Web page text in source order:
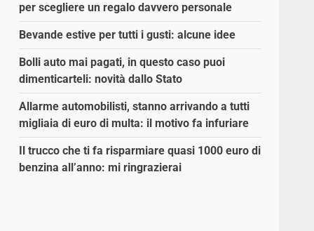
per scegliere un regalo davvero personale
Bevande estive per tutti i gusti: alcune idee
Bolli auto mai pagati, in questo caso puoi
dimenticarteli: novità dallo Stato
Allarme automobilisti, stanno arrivando a tutti
migliaia di euro di multa: il motivo fa infuriare
Il trucco che ti fa risparmiare quasi 1000 euro di
benzina all’anno: mi ringrazierai